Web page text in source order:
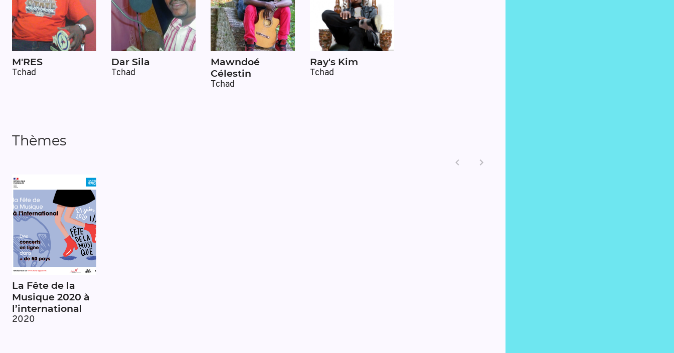
M'RES
Tchad
Dar Sila
Tchad
Mawndoé
Célestin
Tchad
Ray's Kim
Tchad
Thèmes
La Fête de la
Musique 2020 à
l’international
2020